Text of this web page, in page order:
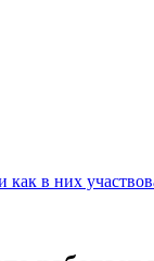
как в них